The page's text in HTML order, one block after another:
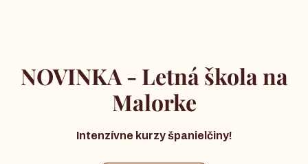
NOVINKA - Letná škola na
Malorke
Intenzívne kurzy španielčiny!